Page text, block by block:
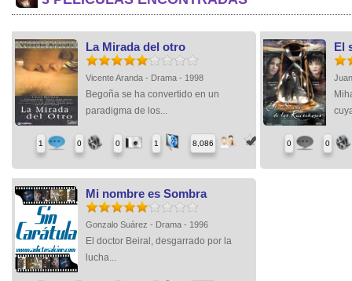
La Mirada del otro
Vicente Aranda - Drama - 1998
Begoña se ha convertido en un
paradigma de los...
1 0 0 1 8,086
El
0 0
Mi nombre es Sombra
Gonzalo Suárez - Drama - 1996
El doctor Beiral, desgarrado por la
lucha...